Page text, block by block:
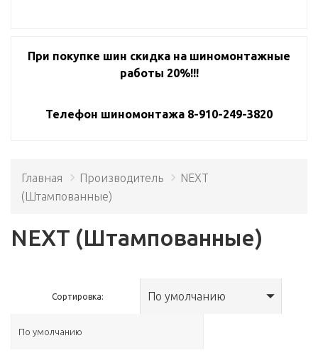
При покупке шин скидка на шиномонтажные
работы 20%!!!
Телефон шиномонтажа 8-910-249-3820
Главная Производитель
NEXT
(Штампованные)
NEXT (Штампованные)
Сортировка: По умолчанию